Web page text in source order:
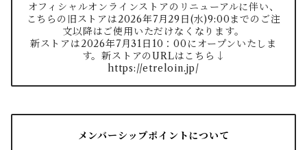
オフィシャルオンラインストアのリニューアルに伴い、
こちらの旧ストアは2026年7月29日(水)9:00までのご注
文以降はご使用いただけなくなります。
新ストアは2026年7月31日10：00にオープンいたしま
す。新ストアのURLはこちら↓
https://etreloin.jp/
メンバーシップポイントについて